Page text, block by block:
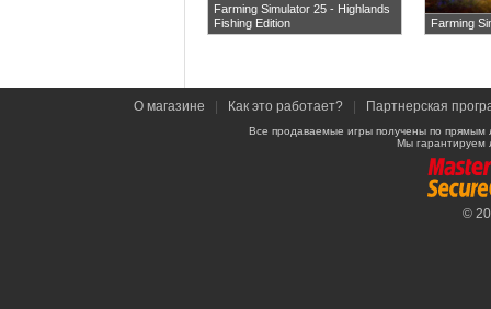
Farming Simulator 25 - Highlands
Fishing Edition
Farming
О магазине Как это работает? Партнерская
Все продаваемые игры получены по
Мы гарантируем
©